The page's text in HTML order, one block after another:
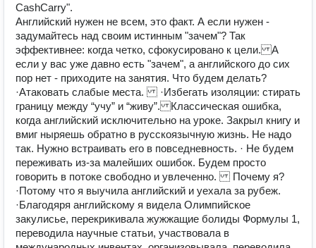
CashCarry".
Английский нужен не всем, это факт. А если нужен -
задумайтесь над своим истинным "зачем"? Так
эффективнее: когда четко, сфокусировано к цели. А
если у вас уже давно есть "зачем", а английского до сих
пор нет - приходите на занятия. Что будем делать?
·Атаковать слабые места. ·Избегать изоляции: стирать
границу между “учу” и “живу”. Классическая ошибка,
когда английский исключительно на уроке. Закрыл книгу и
вмиг ныряешь обратно в русскоязычную жизнь. Не надо
так. Нужно встраивать его в повседневность. · Не будем
переживать из-за малейших ошибок. Будем просто
говорить в потоке свободно и увлеченно. Почему я?
·Потому что я выучила английский и уехала за рубеж.
·Благодяря английскому я видела Олимпийское
закулисье, перекрикивала жужжащие болиды Формулы 1,
переводила научные статьи, участвовала в